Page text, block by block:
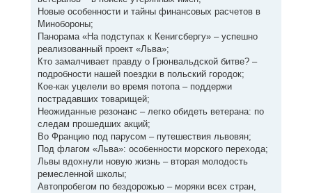
Новые особенности и тайны финансовых расчетов в
Минобороны;
Панорама «На подступах к Кенигсбергу» – успешно
реализованный проект «Льва»;
Кто замалчивает правду о Грюнвальдской битве? –
подробности нашей поездки в польский городок;
Кое-как уцелели во время потопа – поддержи
пострадавших товарищей;
Неожиданные резонанс – легко обидеть ветерана: по
следам прошедших акций;
Во Францию под парусом – путешествия львовян;
Под флагом «Льва»: особенности морского перехода;
Львы вдохнули новую жизнь – вторая молодость
ремесленной школы;
Автопробегом по бездорожью – моряки всех стран,